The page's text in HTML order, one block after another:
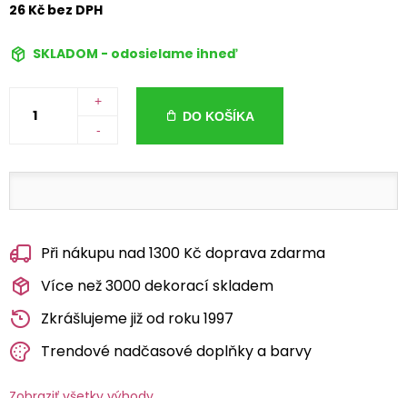
26 Kč bez DPH
SKLADOM - odosielame ihneď
+
-
DO KOŠÍKA
Při nákupu nad 1300 Kč doprava zdarma
Více než 3000 dekorací skladem
Zkrášlujeme již od roku 1997
Trendové nadčasové doplňky a barvy